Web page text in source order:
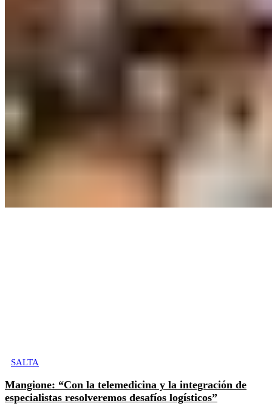
SALTA
Mangione: “Con la telemedicina y la integración de
especialistas resolveremos desafíos logísticos”